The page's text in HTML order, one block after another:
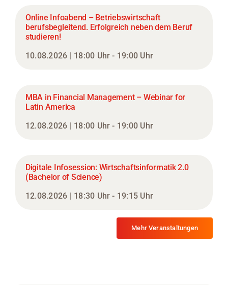
Online Infoabend – Betriebswirtschaft
berufsbegleitend. Erfolgreich neben dem Beruf
studieren!
10.08.2026 | 18:00 Uhr - 19:00 Uhr
MBA in Financial Management – Webinar for
Latin America
12.08.2026 | 18:00 Uhr - 19:00 Uhr
Digitale Infosession: Wirtschaftsinformatik 2.0
(Bachelor of Science)
12.08.2026 | 18:30 Uhr - 19:15 Uhr
Mehr Veranstaltungen